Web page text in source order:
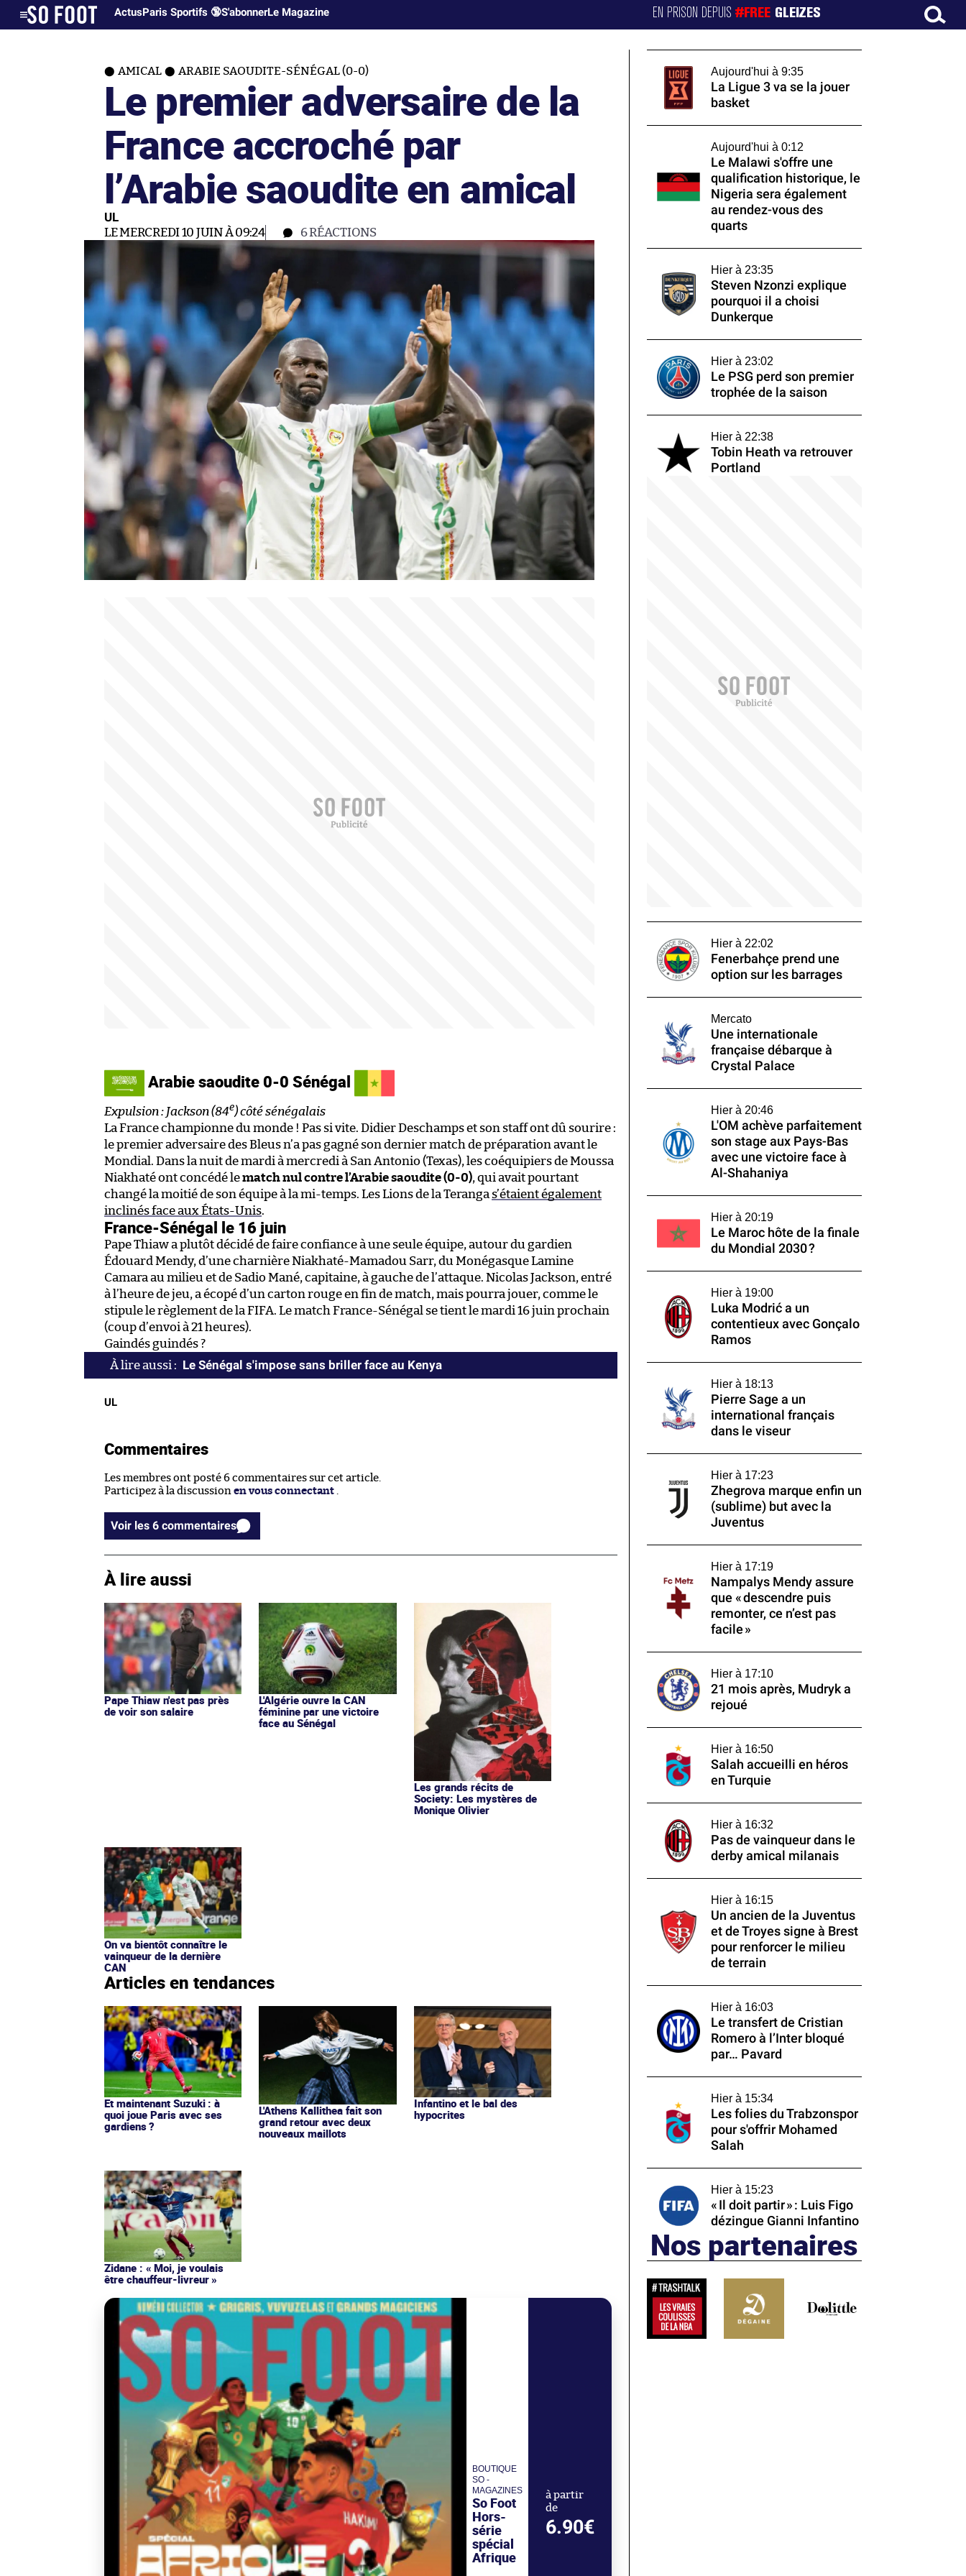
ActusParis Sportifs 🔞S'abonnerLe Magazine EN PRISON DEPUIS#FREE GLEIZES
AMICAL ARABIE SAOUDITE-SÉNÉGAL (0-0)
Le premier adversaire de la
France accroché par
l’Arabie saoudite en amical
UL
LE MERCREDI 10 JUIN À 09:24 6RÉACTIONS
Arabie saoudite 0-0 Sénégal
Expulsion : Jackson (84e) côté sénégalais
La France championne du monde ! Pas si vite. Didier Deschamps et son staff ont dû sourire :
le premier adversaire des Bleus n’a pas gagné son dernier match de préparation avant le
Mondial. Dans la nuit de mardi à mercredi à San Antonio (Texas), les coéquipiers de Moussa
Niakhaté ont concédé lematch nul contre l’Arabie saoudite (0-0), qui avait pourtant
changé la moitié de son équipe à la mi-temps. Les Lions de la Teranga s’étaient également
inclinés face aux États-Unis.
France-Sénégal le 16 juin
Pape Thiaw a plutôt décidé de faire confiance à une seule équipe, autour du gardien
Édouard Mendy, d’une charnière Niakhaté-Mamadou Sarr, du Monégasque Lamine
Camara au milieu et de Sadio Mané, capitaine, à gauche de l’attaque. Nicolas Jackson, entré
à l’heure de jeu, a écopé d’un carton rouge en fin de match, mais pourra jouer, comme le
stipule le règlement de la FIFA. Le match France-Sénégal se tient le mardi 16 juin prochain
(coup d’envoi à 21 heures).
Gaindés guindés ?
Le Sénégal s'impose sans briller face au Kenya
UL
Commentaires
Les membres ont posté 6 commentaires sur cet article.
Participez à la discussion en vous connectant
Voir les 6 commentaires
À lire aussi
Pape Thiaw n'est pas près
de voir son salaire
L'Algérie ouvre la CAN
féminine par une victoire
face au Sénégal
Les grands récits de
Society: Les mystères de
Monique Olivier
On va bientôt connaître le
vainqueur de la dernière
CAN
Articles en tendances
Et maintenant Suzuki : à
quoi joue Paris avec ses
gardiens ?
L'Athens Kallithea fait son
grand retour avec deux
nouveaux maillots
Infantino et le bal des
hypocrites
Zidane : « Moi, je voulais
être chauffeur-livreur »
BOUTIQUE
SO -
MAGAZINES
So Foot
Hors-
série
spécial
Afrique
à partir
de
6.90€
Aujourd'hui à 9:35
La Ligue 3 va se la jouer
basket
Aujourd'hui à 0:12
Le Malawi s'offre une
qualification historique, le
Nigeria sera également
au rendez-vous des
quarts
Hier à 23:35
Steven Nzonzi explique
pourquoi il a choisi
Dunkerque
Hier à 23:02
Le PSG perd son premier
trophée de la saison
Hier à 22:38
Tobin Heath va retrouver
Portland
Hier à 22:02
Fenerbahçe prend une
option sur les barrages
Mercato
Une internationale
française débarque à
Crystal Palace
Hier à 20:46
L'OM achève parfaitement
son stage aux Pays-Bas
avec une victoire face à
Al-Shahaniya
Hier à 20:19
Le Maroc hôte de la finale
du Mondial 2030 ?
Hier à 19:00
Luka Modrić a un
contentieux avec Gonçalo
Ramos
Hier à 18:13
Pierre Sage a un
international français
dans le viseur
Hier à 17:23
Zhegrova marque enfin un
(sublime) but avec la
Juventus
Hier à 17:19
Nampalys Mendy assure
que « descendre puis
remonter, ce n’est pas
facile »
Hier à 17:10
21 mois après, Mudryk a
rejoué
Hier à 16:50
Salah accueilli en héros
en Turquie
Hier à 16:32
Pas de vainqueur dans le
derby amical milanais
Hier à 16:15
Un ancien de la Juventus
et de Troyes signe à Brest
pour renforcer le milieu
de terrain
Hier à 16:03
Le transfert de Cristian
Romero à l’Inter bloqué
par… Pavard
Hier à 15:34
Les folies du Trabzonspor
pour s'offrir Mohamed
Salah
Hier à 15:23
« Il doit partir » : Luis Figo
dézingue Gianni Infantino
Nos partenaires